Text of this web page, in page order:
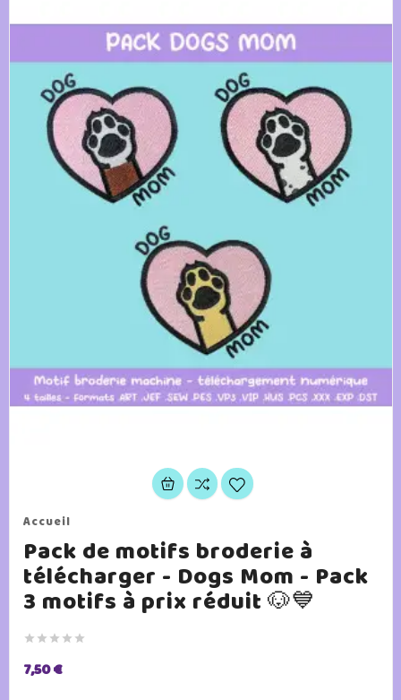
Accueil
Pack de motifs broderie à
télécharger - Dogs Mom - Pack
3 motifs à prix réduit 🐶💙
    
7,50 €